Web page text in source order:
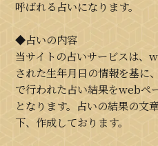
呼ばれる占いになります。
◆占いの内容
当サイトの占いサービスは、
された生年月日の情報を基に
で行われた占い結果をwebペ
となります。占いの結果の文
下、作成しております。